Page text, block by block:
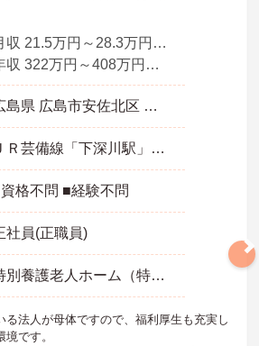
月収 21.5万円～28.3万円程度※諸手当込（夜勤月5回想定）
年収 322万円～408万円程度（賞与4.0ヵ月の場合）
広島県 広島市安佐北区 真亀1丁目1番8号
ＪＲ芸備線「下深川駅」0分
格不問 ■経験不問
社員(正職員)
特別養護老人ホーム（特養）
る法人が母体ですので、福利厚生も充実し
です。